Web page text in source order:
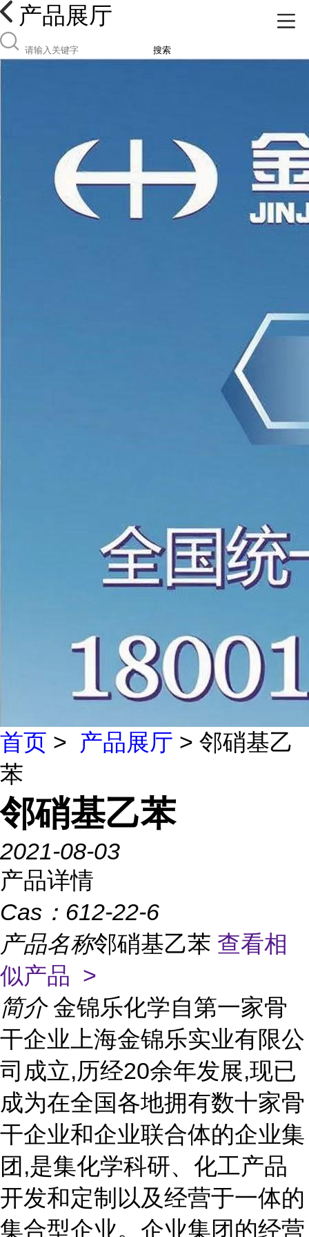
产品展厅
搜索
首页 > 产品展厅 > 邻硝基乙
苯
邻硝基乙苯
2021-08-03
产品详情
Cas： 612-22-6
产品名称邻硝基乙苯 查看相
似产品 >
简介 金锦乐化学自第一家骨
干企业上海金锦乐实业有限公
司成立,历经20余年发展,现已
成为在全国各地拥有数十家骨
干企业和企业联合体的企业集
团,是集化学科研、化工产品
开发和定制以及经营于一体的
集合型企业。企业集团的经营